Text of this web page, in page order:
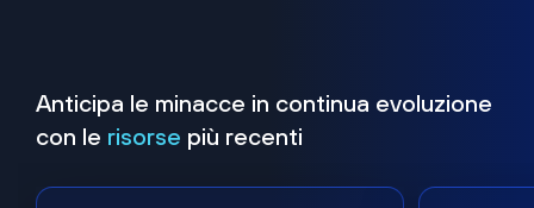
Anticipa le minacce in continua evoluzione
con le risorse più recenti